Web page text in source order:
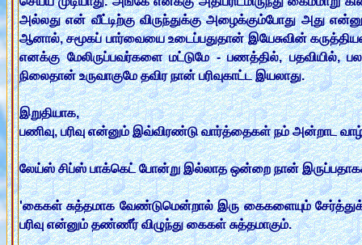
அல்லது என் வீட்டிற்கு விருந்துக்கு அழைக்கும்போது அது
ஆனால், சமூகப் பார்வையை உடைப்பதுதான் இயேசுவின்
எனக்கு மேலிருப்பவர்களை மட்டுமே - பணத்தில், பதவியில்,
நிலைதான் உருவாகுமே தவிர நான் பரிவுகாட்ட இயலாது.
இறுதியாக,
பணிவு, பரிவு என்னும் இவ்விரண்டு வார்த்தைகள் நம் அன்றாட
லேய்ஸ் சிப்ஸ் பாக்கெட் போன்று இல்லாத ஒன்றை நான்
'கைகள் சுத்தமாக வேண்டுமென்றால் இரு கைகளையும்
பரிவு என்னும் தண்ணீர் விழுந்து கைகள் சுத்தமாகும்.